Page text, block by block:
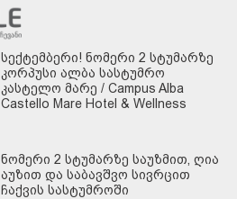
სექტემბერი! ნომერი 2 სტუმარზე
კორპუსი ალბა სასტუმრო
კასტელო მარე / Campus Alba
Castello Mare Hotel & Wellness
ნომერი 2 სტუმარზე საუზმით, ღია
აუზით და საბავშვო სივრცით
ჩაქვის სასტუმროში